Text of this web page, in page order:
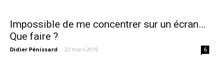
Impossible de me concentrer sur un écran…
Que faire ?
Didier Pénissard - 22 mars 2019 6